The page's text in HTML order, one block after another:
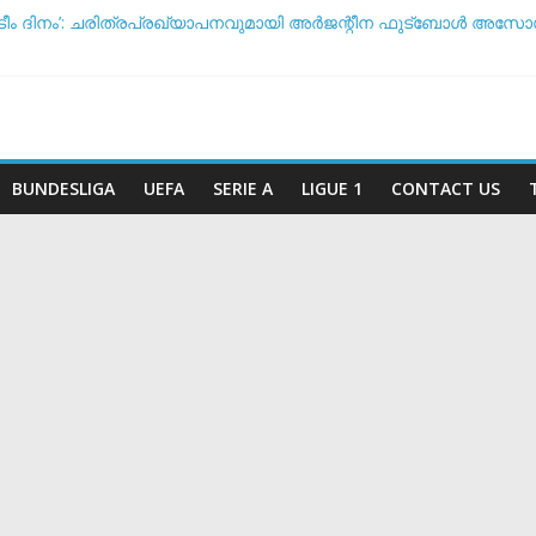
ദിനം’: ചരിത്രപ്രഖ്യാപനവുമായി അർജന്റീന ഫുട്ബോൾ
BUNDESLIGA UEFA SERIE A LIGUE 1 CONTACT US